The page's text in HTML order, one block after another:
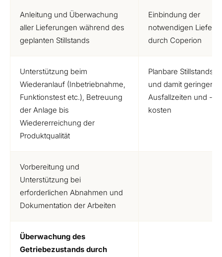
Anleitung und Überwachung
aller Lieferungen während des
geplanten Stillstands
Einbindung der
notwendigen
durch Coperion
Unterstützung beim
Wiederanlauf (Inbetriebnahme,
Funktionstest etc.), Betreuung
der Anlage bis
Wiedererreichung der
Produktqualität
Planbare
und damit geringere
Ausfallzeiten und -
kosten
Vorbereitung und
Unterstützung bei
erforderlichen Abnahmen und
Dokumentation der Arbeiten
Überwachung des
Getriebezustands durch